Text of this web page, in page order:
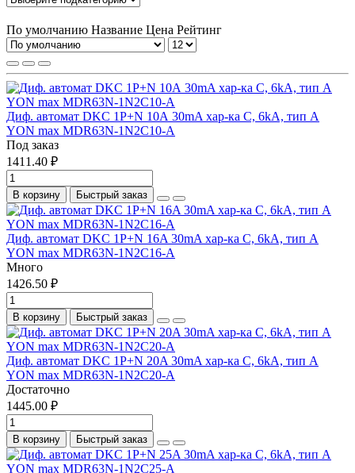
По умолчанию Название Цена Рейтинг
Диф. автомат DKC 1P+N 10А 30mA хар-ка C, 6kA, тип А
YON max MDR63N-1N2C10-A
Под заказ
1411.40 ₽
В корзину Быстрый заказ
Диф. автомат DKC 1P+N 16A 30mA хар-ка C, 6kA, тип А
YON max MDR63N-1N2C16-A
Много
1426.50 ₽
В корзину Быстрый заказ
Диф. автомат DKC 1P+N 20A 30mA хар-ка C, 6kA, тип А
YON max MDR63N-1N2C20-A
Достаточно
1445.00 ₽
В корзину Быстрый заказ